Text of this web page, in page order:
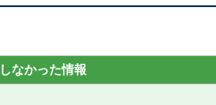
なかった情報